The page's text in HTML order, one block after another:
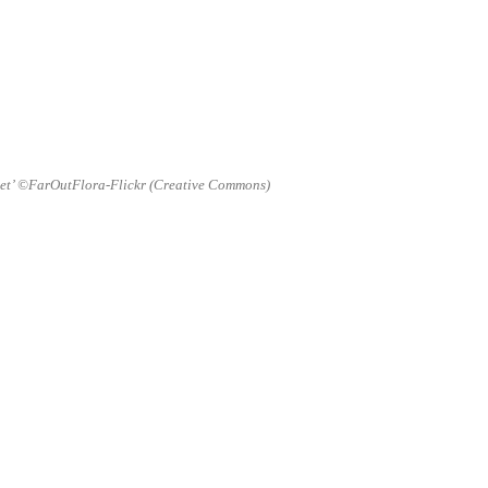
©FarOutFlora-Flickr (Creative Commons)